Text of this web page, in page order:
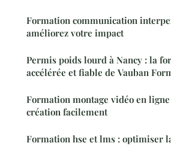
Formation communication
améliorez votre impact
Permis poids lourd à Nancy : la
accélérée et fiable de Vauban
Formation montage vidéo en
création facilement
Formation hse et lms : optimiser